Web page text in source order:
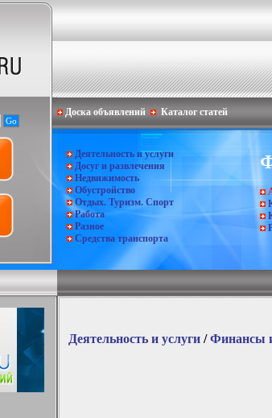
Доска объявлений Каталог статей
Деятельность и услуги
Досуг и развлечения
Недвижимость
Обустройство
Отдых. Туризм. Спорт
Работа
Разное
Средства транспорта
Деятельность и услуги /Финансы